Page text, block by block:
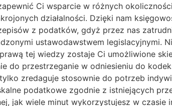
Ci wsparcie w różnych
działalności. Dzięki nam
z podatków, gdyż przez nas
ustawodawstwem legislacyjnymi.
tej wiedzy zostaje Ci umożliwione
do przestrzeganie w odniesieniu do
zredaguje stosownie do potrzeb
podatkowe zgodnie z istniejących
jak wiele minut wykorzystujesz w